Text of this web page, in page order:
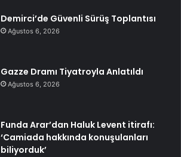
Demirci’de Güvenli Sürüş Toplantısı
Ağustos 6, 2026
Gazze Dramı Tiyatroyla Anlatıldı
Ağustos 6, 2026
Funda Arar’dan Haluk Levent itirafı:
‘Camiada hakkında konuşulanları
biliyorduk’